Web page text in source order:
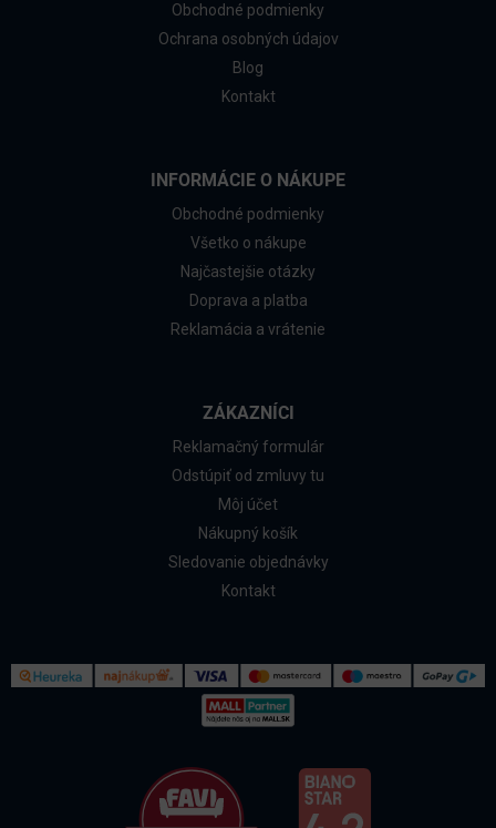
Obchodné podmienky
Ochrana osobných údajov
Blog
Kontakt
INFORMÁCIE O NÁKUPE
Obchodné podmienky
Všetko o nákupe
Najčastejšie otázky
Doprava a platba
Reklamácia a vrátenie
ZÁKAZNÍCI
Reklamačný formulár
Odstúpiť od zmluvy tu
Môj účet
Nákupný košík
Sledovanie objednávky
Kontakt